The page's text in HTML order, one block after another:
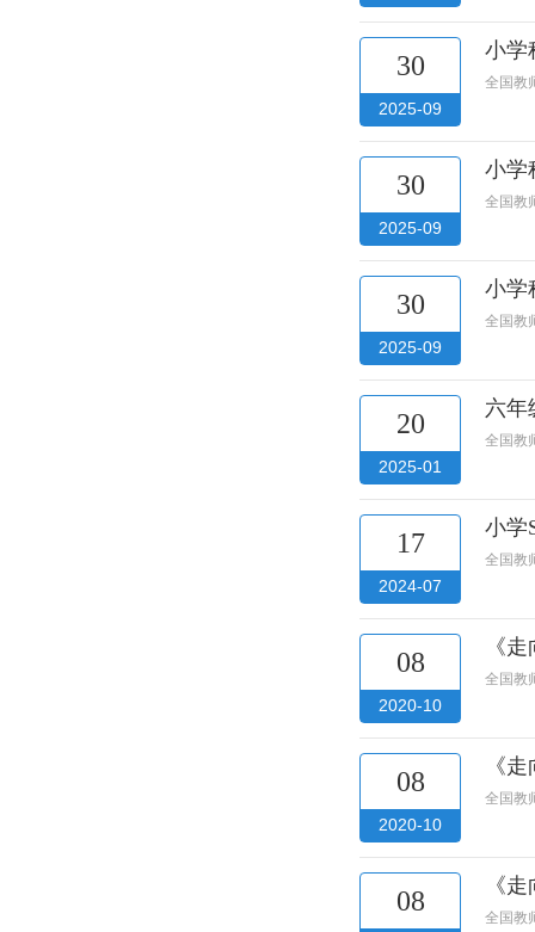
30
2025-09
小学
全国教
30
2025-09
小学
全国教
30
2025-09
小学
全国教
20
2025-01
六年
全国教
17
2024-07
小学
全国教
08
2020-10
《
全国教
08
2020-10
《
全国教
08 《
全国教